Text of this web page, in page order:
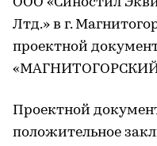
Лтд.» в г.
проектной
Проектной
положительное